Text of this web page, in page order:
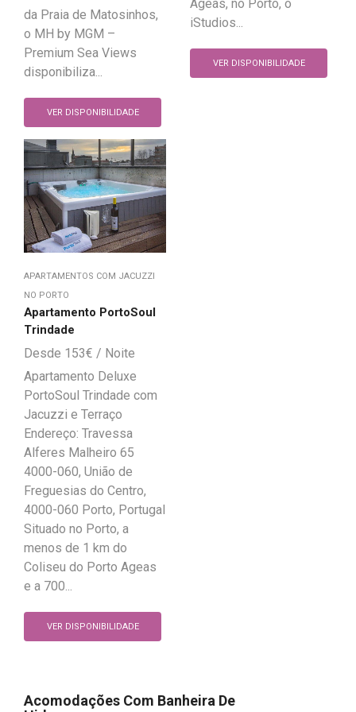
da Praia de Matosinhos,
o MH by MGM –
Premium Sea Views
disponibiliza...
VER DISPONIBILIDADE
Ageas, no Porto, o
iStudios...
VER DISPONIBILIDADE
APARTAMENTOS COM JACUZZI
NO PORTO
Apartamento PortoSoul
Trindade
153€
Apartamento Deluxe
PortoSoul Trindade com
Jacuzzi e Terraço
Endereço: Travessa
Alferes Malheiro 65
4000-060, União de
Freguesias do Centro,
4000-060 Porto, Portugal
Situado no Porto, a
menos de 1 km do
Coliseu do Porto Ageas
e a 700...
VER DISPONIBILIDADE
Acomodações Com Banheira De